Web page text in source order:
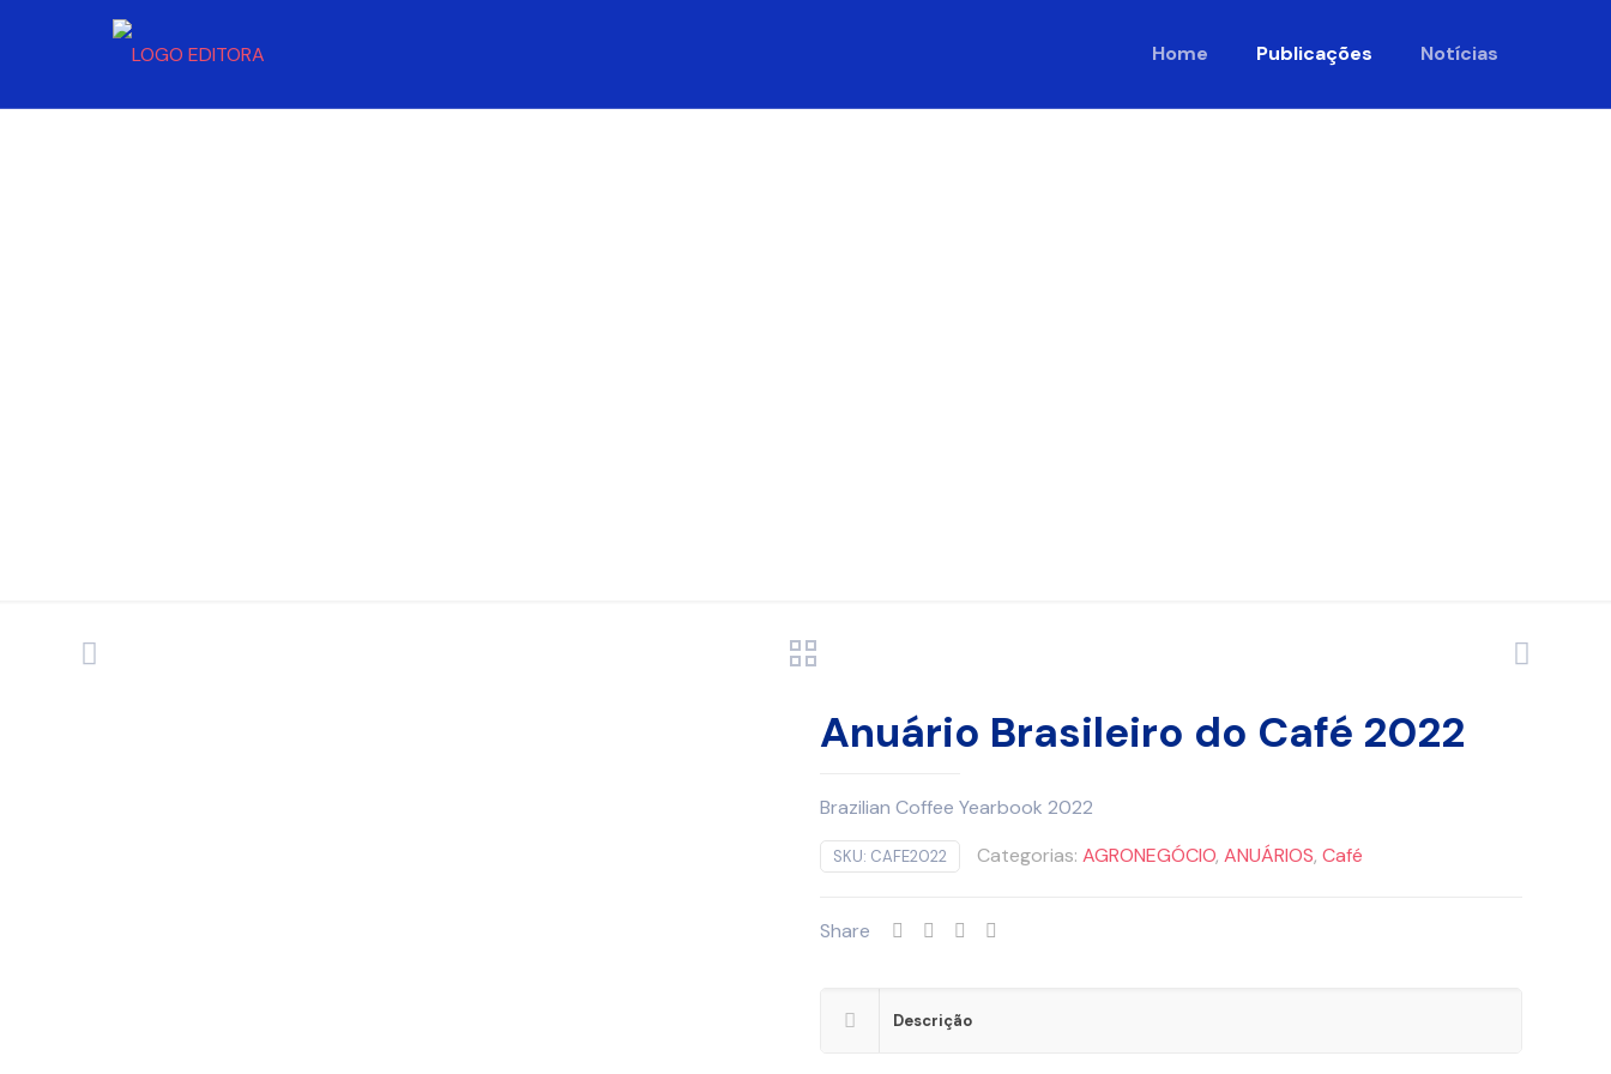
Home Publicações Notícias
Anuário Brasileiro do Café 2022
Brazilian Coffee Yearbook 2022
SKU: CAFE2022 Categorias: AGRONEGÓCIO, ANUÁRIOS, Café
Share
Descrição